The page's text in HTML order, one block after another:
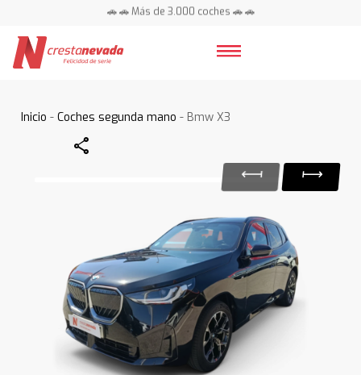
🚗 🚗 Más de 3.000 coches 🚗 🚗
Inicio -Coches segunda mano - Bmw X3
Share